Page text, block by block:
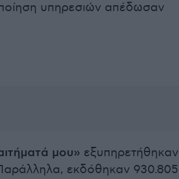
υπηρεσιών απέδωσαν
μου» εξυπηρετήθηκαν
εκδόθηκαν 930.805